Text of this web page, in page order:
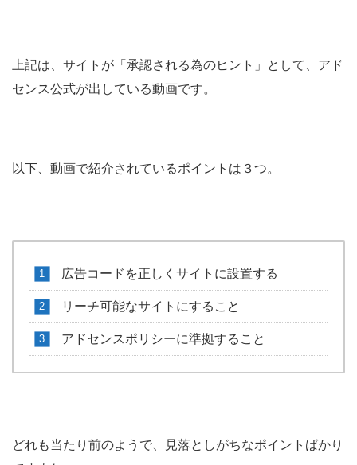
上記は、サイトが「承認される為のヒント」として、アド
センス公式が出している動画です。
以下、動画で紹介されているポイントは３つ。
広告コードを正しくサイトに設置する
リーチ可能なサイトにすること
アドセンスポリシーに準拠すること
どれも当たり前のようで、見落としがちなポイントばかり